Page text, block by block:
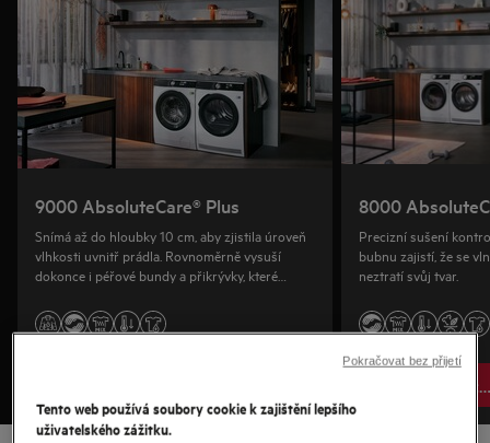
9000 AbsoluteCare® Plus
Snímá až do hloubky 10 cm, aby zjistila úroveň
vlhkosti uvnitř prádla. Rovnoměrně vysuší
dokonce i péřové bundy a přikrývky, které
8000
Precizní sušení
bubnu zajistí, že se
neztratí svůj tvar.
Zobrazit
Tento web používá soubory cookie k zajištění lepšího
uživatelského zážitku.
Pokračovat bez přijetí